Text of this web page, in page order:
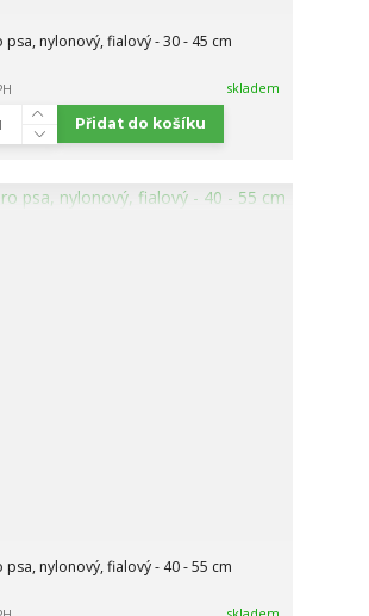
nylonový, fialový - 30 - 45 cm
skladem
Přidat do košíku
nylonový, fialový - 40 - 55 cm